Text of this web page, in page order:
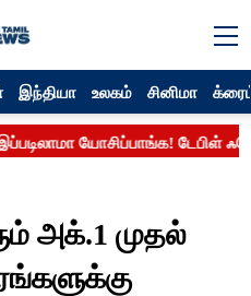
இந்தியா உலகம் சினிமா
அக்.1 முதல்